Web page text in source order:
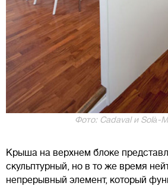
Фото: Cadaval и Solà-
Крыша на верхнем блоке
скульптурный, но в то же время
непрерывный элемент, который